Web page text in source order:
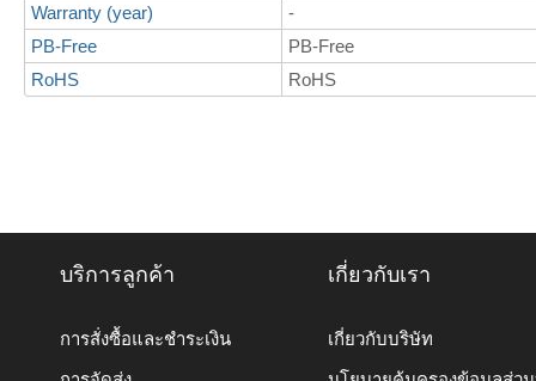
Warranty (year)
-
PB-Free
PB-Free
RoHS
RoHS
บริการลูกค้า
การสั่งซื้อและชำระเงิน
เกี่ยวกับเรา
เกี่ยวกับบริษัท